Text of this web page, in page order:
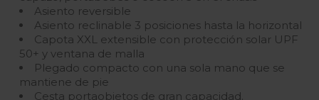
Asiento reversible
Asiento reclinable 3 posiciones hasta la horizontal
Capota XXL extensible con protección solar UPF
50+ y ventana de malla
Plegado compacto con una sola mano que se
mantiene de pie
Cesta portaobjetos de gran capacidad.